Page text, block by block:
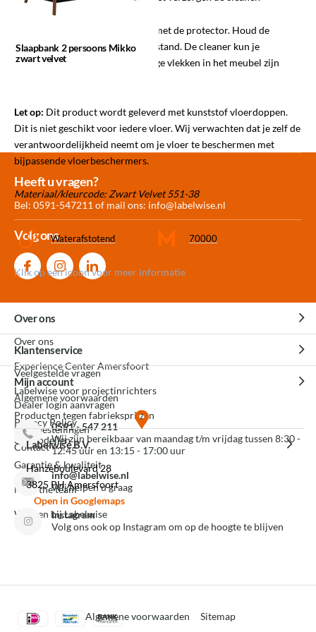
Spray na aankoop het meubel in met de protector. Houd de
spuitbus rechtop op 20-30 cm afstand. De cleaner kun je
gebruiken wanneer er hardnekkige vlekken in het meubel zijn
Let op: Dit product wordt geleverd met kunststof vloerdoppen.
Dit is niet geschikt voor iedere vloer. Wij verwachten dat je zelf de
verantwoordelijkheid neemt om je vloer te beschermen met
bijpassende vloerbeschermers.
Materiaal/kleurcode: Zwart Velvet 551-38
Waterafstotend 70000
Klik op een icoon voor meer informatie
Slaapbank 2 persoons Mikko
zwart velvet
Meer dan 30.000
producten op voorraad
Center Amersfoort
Heeft u vragen?
Bel: 0591-547211 of mail ons: info@labelwise.nl
Volg ons
Over ons
Over ons
Experience Center Amersfoort
Labelwise voor projectinrichters
Producten tegen fabrieksprijzen
3D modellen
Garantie & kwaliteit
Meet the team
Werken bij Labelwise
Klantenservice
Veelgestelde vragen
Algemene voorwaarden
Privacy Policy
Contact
Mijn account
Dealer login aanvragen
Mijn bestellingen
0591 - 547 211
Wij zijn bereikbaar van maandag t/m vrijdag tussen 8:30 -
12:45 uur en 13:15 - 17:00 uur
info@labelwise.nl
Wij helpen u graag
Instagram
Volg ons ook op Instagram om op de hoogte te blijven
Labelwise B.V.
Hanzeboulevard 28
3825 PH Amersfoort
Open in Googlemaps
Algemene voorwaarden Sitemap